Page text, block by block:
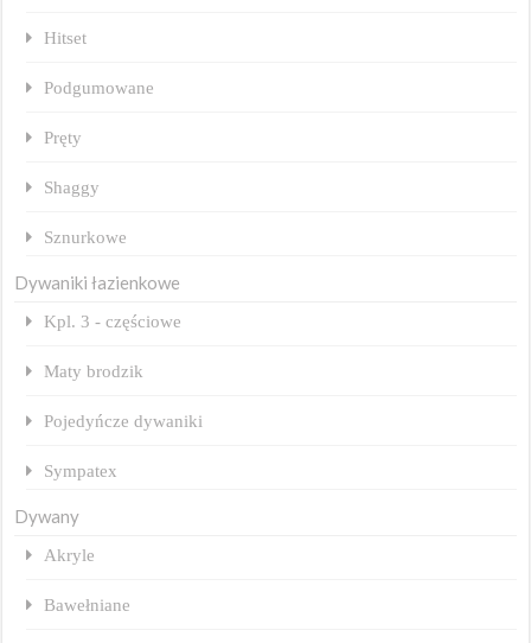
Hitset
Podgumowane
Pręty
Shaggy
Sznurkowe
Dywaniki łazienkowe
Kpl. 3 - częściowe
Maty brodzik
Pojedyńcze dywaniki
Sympatex
Dywany
Akryle
Bawełniane